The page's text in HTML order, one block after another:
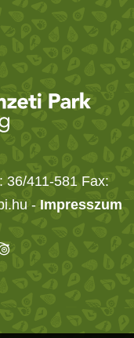
36/411-581 Fax:
- Impresszum